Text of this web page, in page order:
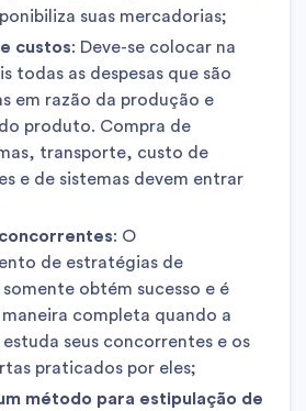
suas mercadorias;
custos: Deve-se colocar na
todas as despesas que são
em razão da produção e
produto. Compra de
transporte, custo de
e de sistemas devem entrar
: O
de estratégias de
obtém sucesso e é
completa quando a
seus concorrentes e os
praticados por eles;
método para estipulação de